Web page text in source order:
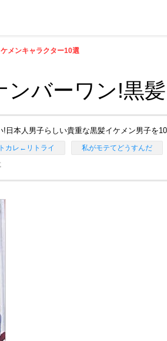
メンキャラクター10選
ンバーワン!黒
日本人男子らしい貴重な黒髪イケメン男子を
カレ←リトライ 私がモテてどうすんだ